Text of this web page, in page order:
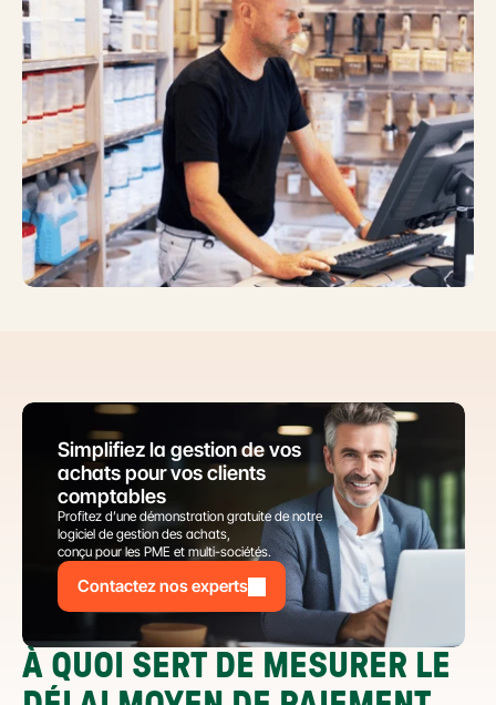
Simplifiez la gestion de vos
achats pour vos clients
comptables
Profitez d’une démonstration gratuite de notre
logiciel de gestion des achats,
conçu pour les PME et multi-sociétés.
Contactez nos experts
À QUOI SERT DE MESURER LE